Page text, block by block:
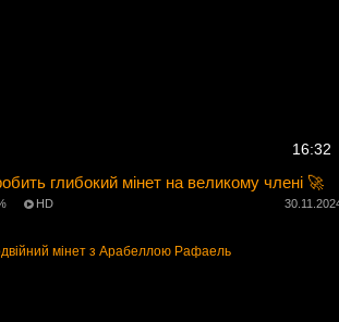
16:32
глибокий мінет на великому члені 🚀
HD